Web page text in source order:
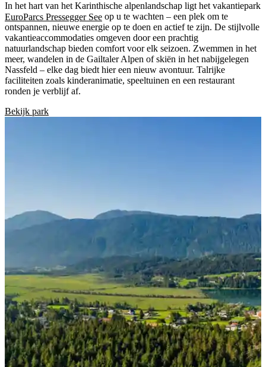
In het hart van het Karinthische alpenlandschap ligt het vakantiepark
EuroParcs Pressegger See op u te wachten – een plek om te
ontspannen, nieuwe energie op te doen en actief te zijn. De stijlvolle
vakantieaccommodaties omgeven door een prachtig
natuurlandschap bieden comfort voor elk seizoen. Zwemmen in het
meer, wandelen in de Gailtaler Alpen of skiën in het nabijgelegen
Nassfeld – elke dag biedt hier een nieuw avontuur. Talrijke
faciliteiten zoals kinderanimatie, speeltuinen en een restaurant
ronden je verblijf af.
Bekijk park